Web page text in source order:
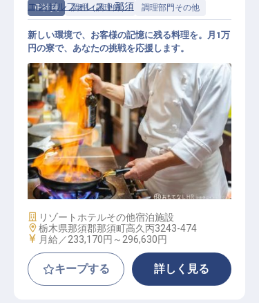
正社員 調理（調理師） 調理部門その他
レストラン調理スタッフ
エンゼルフォレスト那須
新しい環境で、お客様の記憶に残る料理を。月1万
円の寮で、あなたの挑戦を応援します。
施設業態
リゾートホテルその他宿泊施設
勤務地
栃木県那須郡那須町高久丙3243-474
給与
月給／233,170円～ 296,630円
キープする 詳しく見る